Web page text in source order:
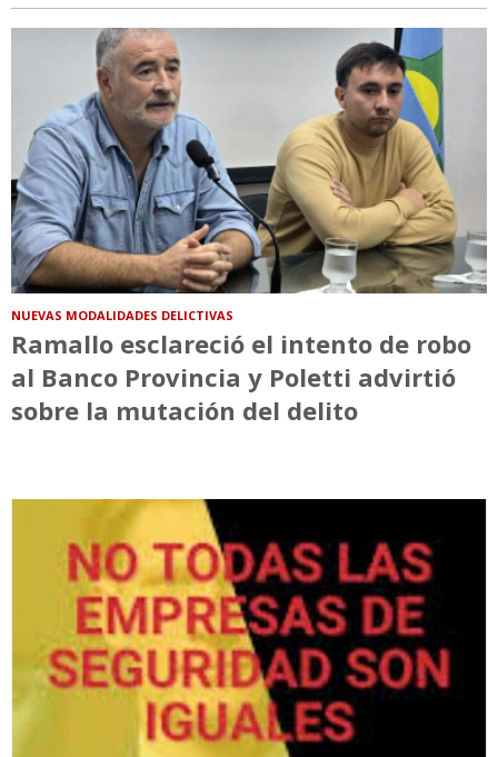
NUEVAS MODALIDADES DELICTIVAS
Ramallo esclareció el intento de robo
al Banco Provincia y Poletti advirtió
sobre la mutación del delito